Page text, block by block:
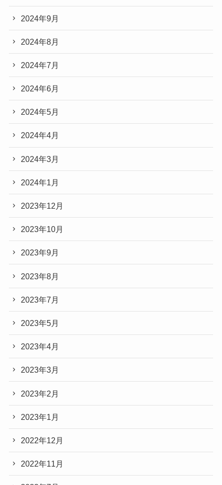
2024年9月
2024年8月
2024年7月
2024年6月
2024年5月
2024年4月
2024年3月
2024年1月
2023年12月
2023年10月
2023年9月
2023年8月
2023年7月
2023年5月
2023年4月
2023年3月
2023年2月
2023年1月
2022年12月
2022年11月